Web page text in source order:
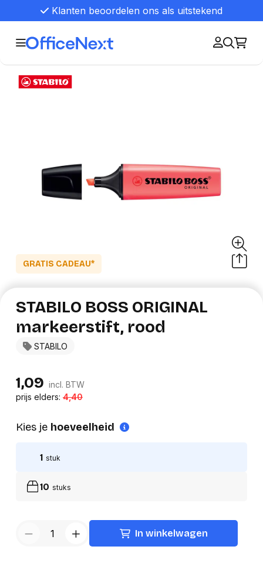
Klanten beoordelen ons als uitstekend
GRATIS CADEAU*
STABILO
STABILO BOSS ORIGINAL
markeerstift, rood
1,09 incl. BTW
prijs elders:4,40
Kies je hoeveelheid
1 stuk
10 stuks
In winkelwagen